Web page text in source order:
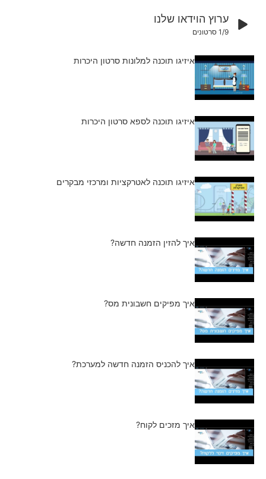
ערוץ הוידאו שלנו
סרטונים
איזיגו תוכנה למלונות סרטון היכרות
איזיגו תוכנה לספא סרטון היכרות
איזיגו תוכנה לאטרקציות ומרכזי מבקרים
איך להזין הזמנה חדשה?
איך מפיקים חשבונית מס?
איך להכניס הזמנה חדשה למערכת?
איך מזכים לקוח?